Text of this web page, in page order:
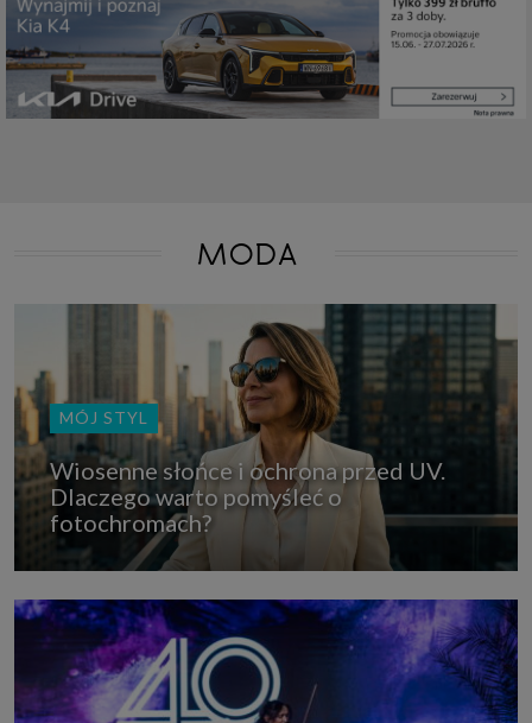
które przeglądarka wysyła do serwera przy każdorazowym wejściu na
stronę z tego urządzenia, podczas gdy odwiedzasz strony w Internecie.
Szczegółową informację na temat plików cookie i ich funkcjonowania
znajdziesz
pod tym linkiem
. Pod tym linkiem znajdziesz także informację
o tym jak zmienić ustawienia przeglądarki, aby ograniczyć lub wyłączyć
funkcjonowanie plików cookies itp. oraz jak usunąć takie pliki z Twojego
urządzenia.
chwili wycofać (cofnięcie zgody oczywiście nie uchyli zgodności z prawem
2. Masz również prawo żądania dostępu do Twoich danych osobowych, ich
sprostowania, usunięcia lub ograniczenia przetwarzania, prawo do
przeniesienia danych, wyrażenia sprzeciwu wobec przetwarzania danych
oraz prawo do wniesienia skargi do organu nadzorczego, którym w Polsce
jest Prezes Urzędu Ochrony Danych Osobowych.
Pod tym adresem
znajdziesz dodatkowe informacje dotyczące przetwarzania danych i
Twoich uprawnień.
MODA
MÓJ STYL
Wiosenne słońce i ochrona przed UV.
Dlaczego warto pomyśleć o
fotochromach?